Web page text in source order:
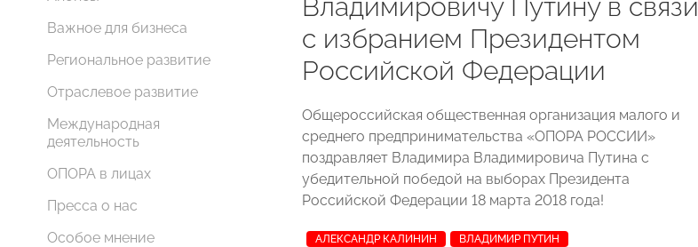
Важное для бизнеса
Региональное развитие
Отраслевое развитие
Международная
деятельность
ОПОРА в лицах
Пресса о нас
Особое мнение
Владимировичу Путину в связи
с избранием Президентом
Российской Федерации
Общероссийская общественная организация малого и
среднего предпринимательства «ОПОРА РОССИИ»
поздравляет Владимира Владимировича Путина с
убедительной победой на выборах Президента
Российской Федерации 18 марта 2018 года!
АЛЕКСАНДР КАЛИНИН ВЛАДИМИР ПУТИН